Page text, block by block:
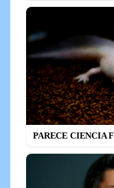
PARECE CIENCIA